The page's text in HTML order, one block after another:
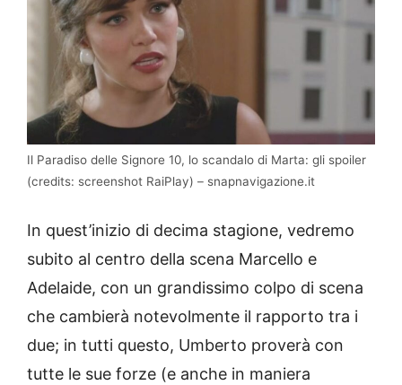
Il Paradiso delle Signore 10, lo scandalo di Marta: gli spoiler
(credits: screenshot RaiPlay) – snapnavigazione.it
In quest’inizio di decima stagione, vedremo
subito al centro della scena Marcello e
Adelaide, con un grandissimo colpo di scena
che cambierà notevolmente il rapporto tra i
due; in tutti questo, Umberto proverà con
tutte le sue forze (e anche in maniera